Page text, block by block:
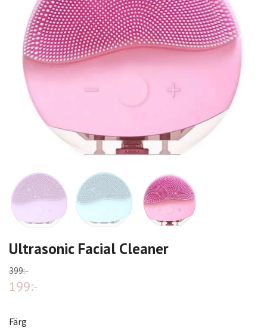
Ultrasonic Facial Cleaner
399:-
199:-
Färg